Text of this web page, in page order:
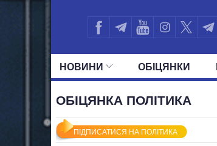
НОВИНИ ОБIЦЯНКИ
ОБІЦЯНКА ПОЛІТИКА
ПІДПИСАТИСЯ НА ПОЛІТИКА